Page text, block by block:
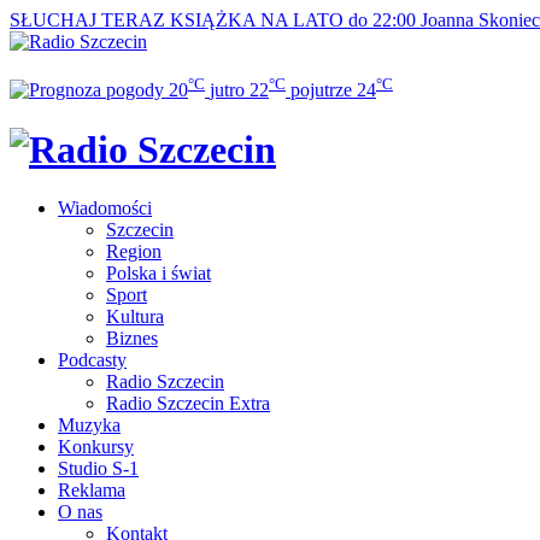
SŁUCHAJ TERAZ KSIĄŻKA NA LATO do 22:00 Joanna
20°C jutro 22°C pojutrze 24°C
Wiadomości
Szczecin
Region
Polska i świat
Sport
Kultura
Biznes
Podcasty
Radio Szczecin
Radio Szczecin Extra
Muzyka
Konkursy
Studio S-1
Reklama
O nas
Kontakt